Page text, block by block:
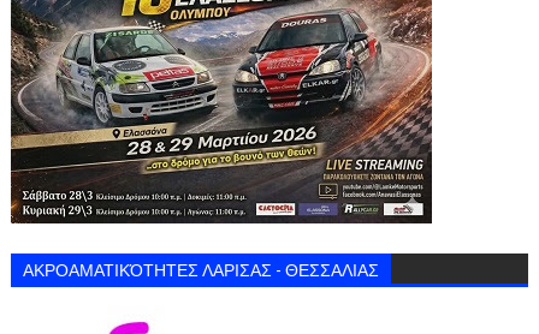
ΑΚΡΟΑΜΑΤΙΚΌΤΗΤΕΣ ΛΑΡΙΣΑΣ - ΘΕΣΣΑΛΙΑΣ